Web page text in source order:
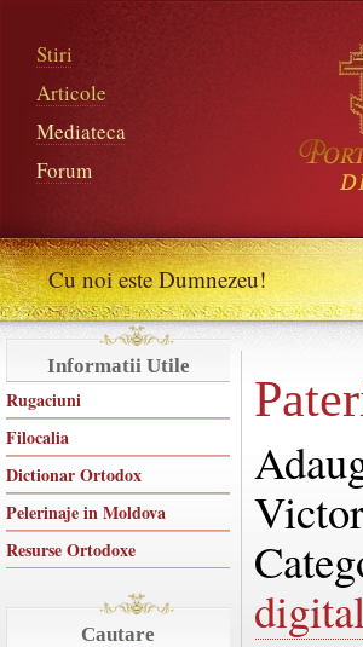
Stiri
Articole
Mediateca
Forum
Cu noi este Dumnezeu!
Informatii Utile
Rugaciuni
Filocalia
Dictionar Ortodox
Pelerinaje in Moldova
Resurse Ortodoxe
Cautare
Victor